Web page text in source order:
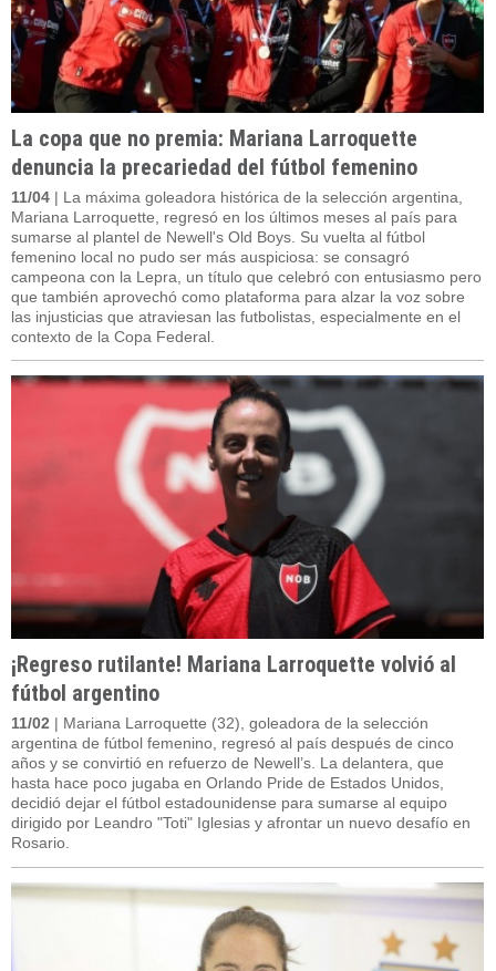
La copa que no premia: Mariana Larroquette
denuncia la precariedad del fútbol femenino
11/04 | La máxima goleadora histórica de la selección argentina,
Mariana Larroquette, regresó en los últimos meses al país para
sumarse al plantel de Newell's Old Boys. Su vuelta al fútbol
femenino local no pudo ser más auspiciosa: se consagró
campeona con la Lepra, un título que celebró con entusiasmo pero
que también aprovechó como plataforma para alzar la voz sobre
las injusticias que atraviesan las futbolistas, especialmente en el
contexto de la Copa Federal.
¡Regreso rutilante! Mariana Larroquette volvió al
fútbol argentino
11/02 | Mariana Larroquette (32), goleadora de la selección
argentina de fútbol femenino, regresó al país después de cinco
años y se convirtió en refuerzo de Newell’s. La delantera, que
hasta hace poco jugaba en Orlando Pride de Estados Unidos,
decidió dejar el fútbol estadounidense para sumarse al equipo
dirigido por Leandro "Toti" Iglesias y afrontar un nuevo desafío en
Rosario.